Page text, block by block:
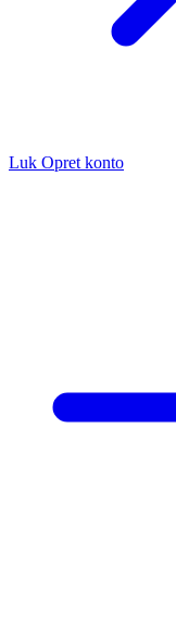
Luk Opret konto